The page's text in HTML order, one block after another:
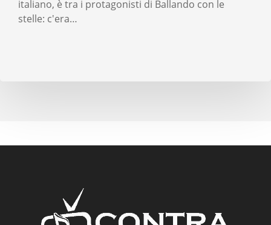
italiano, è tra i protagonisti di Ballando con le
stelle: c'era…